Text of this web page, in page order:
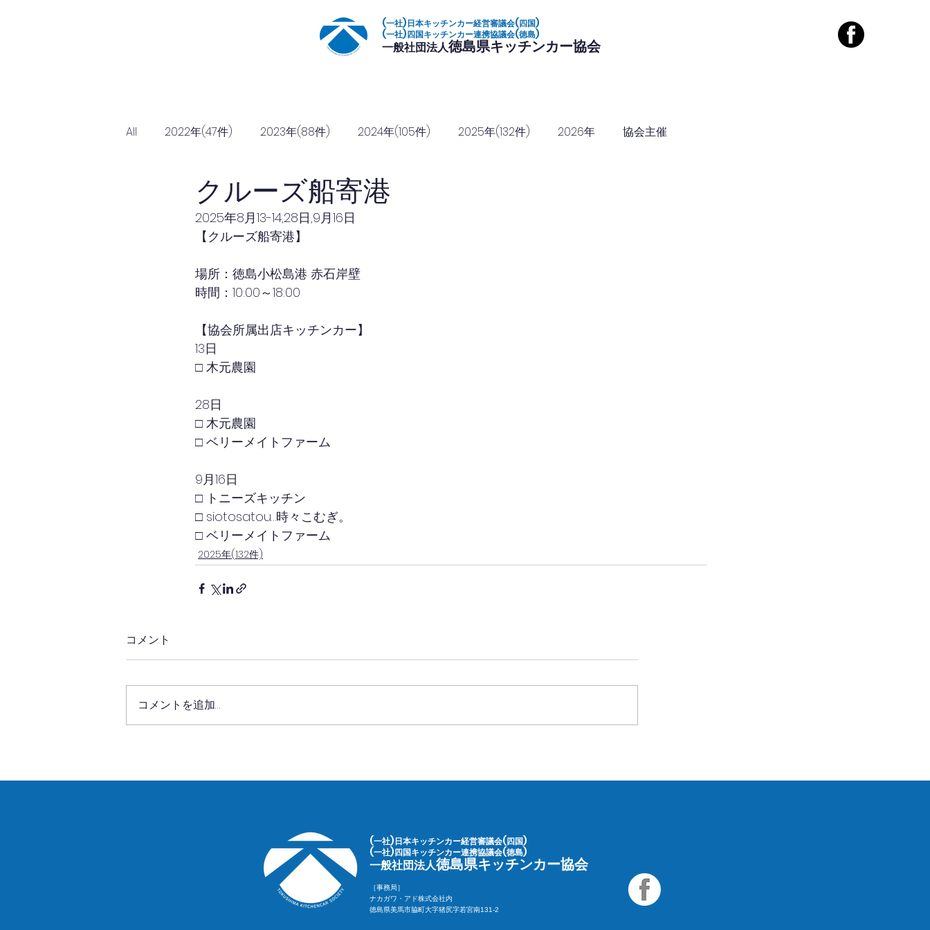
(一社)日本キッチンカー経営審議会(四国)
(一社)四国キッチンカー連携協議会(徳島)
一般社団法人徳島県キッチンカー協会
All 2022年(47件) 2023年(88件) 2024年(105件) 2025年(132件) 2026年 協会主催
クルーズ船寄港
2025年8月13-14,28日,9月16日
【クルーズ船寄港】
場所：徳島小松島港 赤石岸壁
時間：10:00～18:00
【協会所属出店キッチンカー】
13日
□ 木元農園
28日
□ 木元農園
□ ベリーメイトファーム
9月16日
□ トニーズキッチン
□ siotosatou…時々こむぎ。
□ ベリーメイトファーム
2025年(132件)
コメント
コメントを追加…
(一社)日本キッチンカー経営審議会(四国)
(一社)四国キッチンカー連携協議会(徳島)
一般社団法人徳島県キッチンカー協会
［事務局］
ナカガワ・アド株式会社内
徳島県美馬市脇町大字猪尻字若宮南131-2